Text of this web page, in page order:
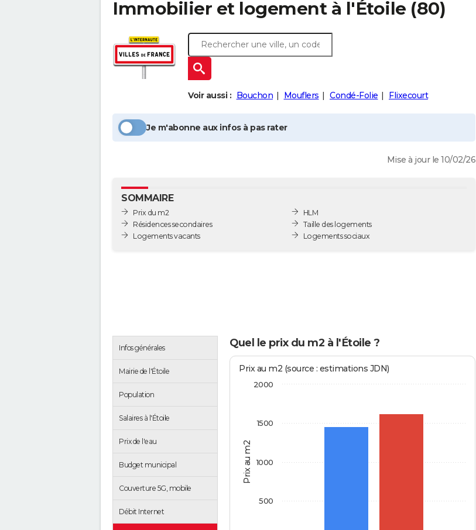
Immobilier et logement à l'Étoile (80)
Voir aussi : Bouchon Mouflers Condé-Folie Flixecourt
Je m'abonne aux infos à pas rater
Mise à jour le 10/02/26
SOMMAIRE
Prix du m2
Résidences secondaires
Logements vacants
HLM
Taille des logements
Logements sociaux
Infos générales
Mairie de l'Étoile
Population
Salaires à l'Étoile
Prix de l'eau
Budget municipal
Couverture 5G, mobile
Débit Internet
Quel le prix du m2 à l'Étoile ?
Prix au m2
Prix au m2 (source : estimations JDN)
500
1000
1500
2000